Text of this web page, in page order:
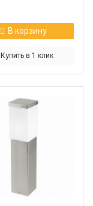
В корзину
Купить в 1 клик